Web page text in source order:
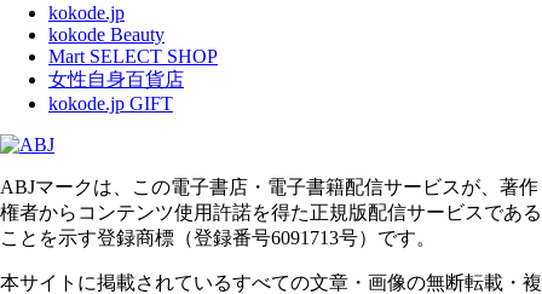
kokode.jp
kokode Beauty
Mart SELECT SHOP
女性自身百貨店
kokode.jp GIFT
ABJマークは、この電子書店・電子書籍配信サービスが、著作
権者からコンテンツ使用許諾を得た正規版配信サービスである
ことを示す登録商標（登録番号6091713号）です。
本サイトに掲載されているすべての文章・画像の無断転載・複